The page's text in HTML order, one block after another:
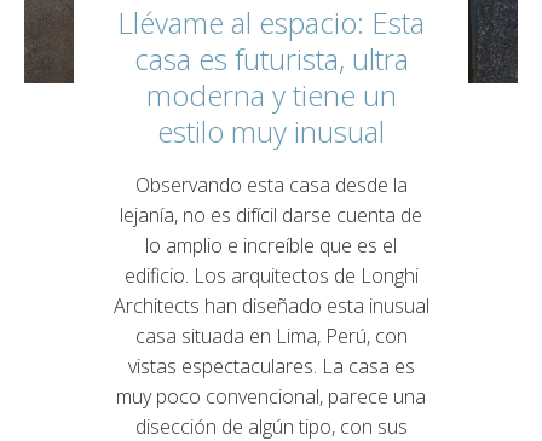
Llévame al espacio: Esta
casa es futurista, ultra
moderna y tiene un
estilo muy inusual
Observando esta casa desde la
lejanía, no es difícil darse cuenta de
lo amplio e increíble que es el
edificio. Los arquitectos de Longhi
Architects han diseñado esta inusual
casa situada en Lima, Perú, con
vistas espectaculares. La casa es
muy poco convencional, parece una
disección de algún tipo, con sus